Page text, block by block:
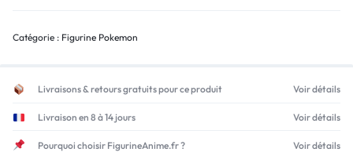
Catégorie : Figurine Pokemon
Livraisons & retours gratuits pour ce produit Voir détails
Livraison en 8 à 14 jours Voir détails
Pourquoi choisir FigurineAnime.fr ? Voir détails